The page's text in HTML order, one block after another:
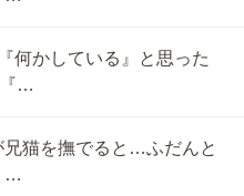
何かしている』と思った
…
兄猫を撫でると…ふだんと
…